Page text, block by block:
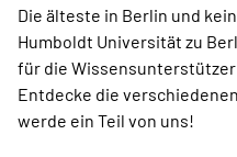
Die älteste in Berlin und
Humboldt Universität zu
für die
Entdecke die
werde ein Teil von uns!